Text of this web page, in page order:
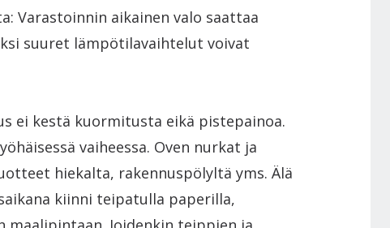
Varastoinnin aikainen valo saattaa
suuret lämpötilavaihtelut voivat
ei kestä kuormitusta eikä pistepainoa.
vaiheessa. Oven nurkat ja
hiekalta, rakennuspölyltä yms. Älä
kiinni teipatulla paperilla,